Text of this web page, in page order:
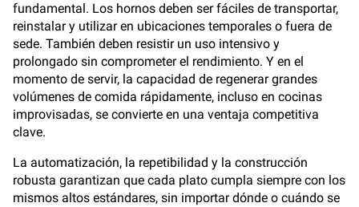
fundamental. Los hornos deben ser fáciles de transportar,
reinstalar y utilizar en ubicaciones temporales o fuera de
sede. También deben resistir un uso intensivo y
prolongado sin comprometer el rendimiento. Y en el
momento de servir, la capacidad de regenerar grandes
volúmenes de comida rápidamente, incluso en cocinas
improvisadas, se convierte en una ventaja competitiva
clave.
La automatización, la repetibilidad y la construcción
robusta garantizan que cada plato cumpla siempre con los
mismos altos estándares, sin importar dónde o cuándo se